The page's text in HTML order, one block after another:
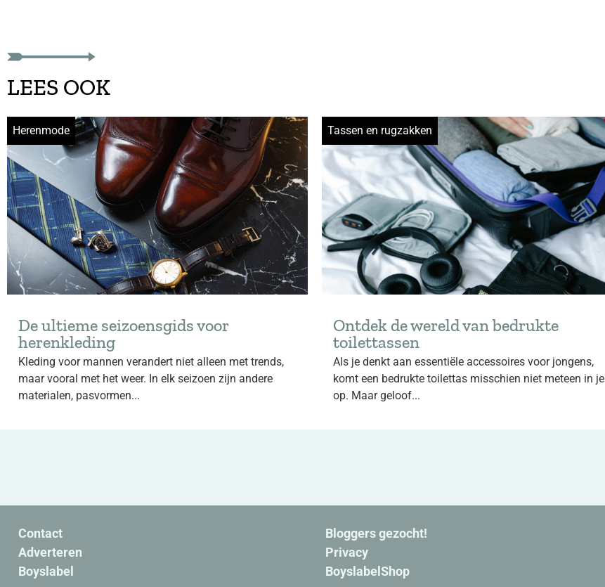
LEES OOK
Herenmode
De ultieme seizoensgids voor
herenkleding
Kleding voor mannen verandert niet alleen met trends,
maar vooral met het weer. In elk seizoen zijn andere
materialen, pasvormen...
Tassen en rugzakken
Ontdek de wereld van bedrukte
toilettassen
Als je denkt aan essentiële accessoires voor jongens,
komt een bedrukte toilettas misschien niet meteen in je
op. Maar geloof...
Contact
Adverteren
Boyslabel
Bloggers gezocht!
Privacy
BoyslabelShop